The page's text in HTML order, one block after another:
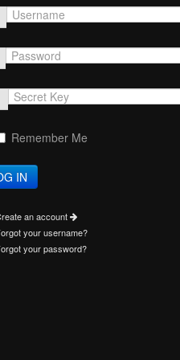
Secret
Key
Remember Me
an account
your username?
your password?